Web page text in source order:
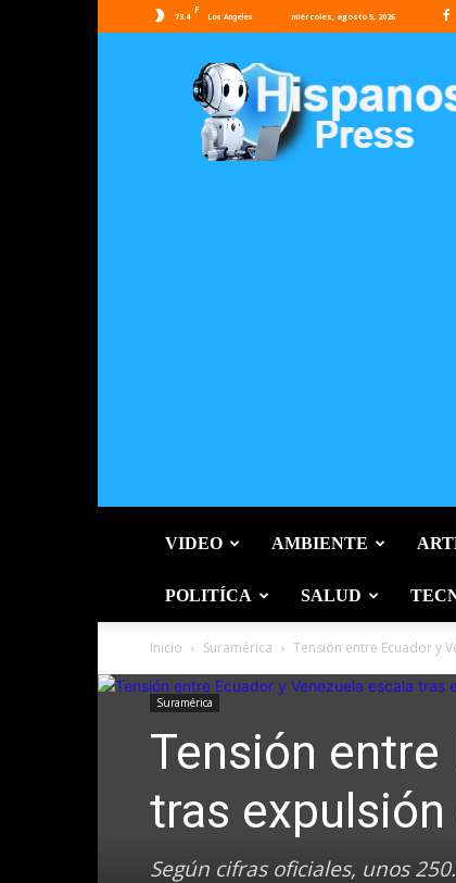
73.4
F
Los Angeles miércoles, agosto 5, 2026
Press
VIDEO AMBIENTE
POLITÍCA SALUD
Inicio Suramérica Tensión entre Ecuador y
Suramérica
Tensión entre
tras
Según cifras oficiales, unos